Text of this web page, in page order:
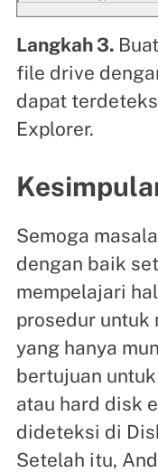
Langkah 3.
file drive
dapat
Explorer.
Semoga
dengan baik
mempelajari
prosedur untuk
yang hanya
bertujuan
atau hard disk
dideteksi di
Setelah itu,